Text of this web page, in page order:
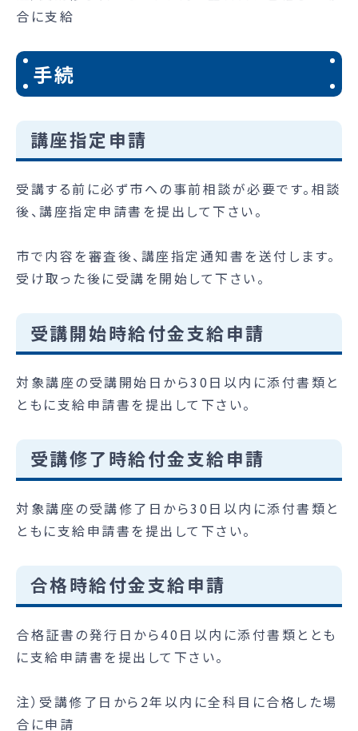
合に支給
手続
講座指定申請
受講する前に必ず市への事前相談が必要です。相談
後、講座指定申請書を提出して下さい。
市で内容を審査後、講座指定通知書を送付します。
受け取った後に受講を開始して下さい。
受講開始時給付金支給申請
対象講座の受講開始日から30日以内に添付書類と
ともに支給申請書を提出して下さい。
受講修了時給付金支給申請
対象講座の受講修了日から30日以内に添付書類と
ともに支給申請書を提出して下さい。
合格時給付金支給申請
合格証書の発行日から40日以内に添付書類ととも
に支給申請書を提出して下さい。
注）受講修了日から2年以内に全科目に合格した場
合に申請